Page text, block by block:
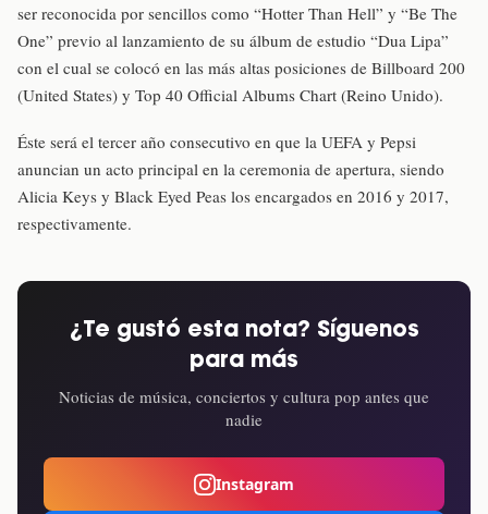
ser reconocida por sencillos como “Hotter Than Hell” y “Be The
One” previo al lanzamiento de su álbum de estudio “Dua Lipa”
con el cual se colocó en las más altas posiciones de Billboard 200
(United States) y Top 40 Official Albums Chart (Reino Unido).
Éste será el tercer año consecutivo en que la UEFA y Pepsi
anuncian un acto principal en la ceremonia de apertura, siendo
Alicia Keys y Black Eyed Peas los encargados en 2016 y 2017,
respectivamente.
¿Te gustó esta nota? Síguenos
para más
Noticias de música, conciertos y cultura pop antes que
nadie
Instagram